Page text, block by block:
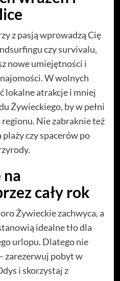
z pasją wprowadzą Cię
czy survivalu,
nowe umiejętności i
W wolnych
lokalne atrakcje i mniej
Żywieckiego, by w pełni
Nie zabraknie też
czy spacerów po
cały rok
Żywieckie zachwyca, a
idealne tło dla
urlopu. Dlatego nie
zarezerwuj pobyt w
i skorzystaj z